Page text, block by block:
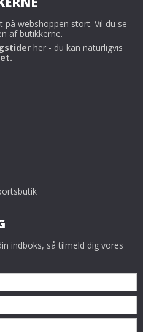
på webshoppen stort. Vil du se
af butikkerne.
her - du kan naturligvis
indboks, så tilmeld dig vores